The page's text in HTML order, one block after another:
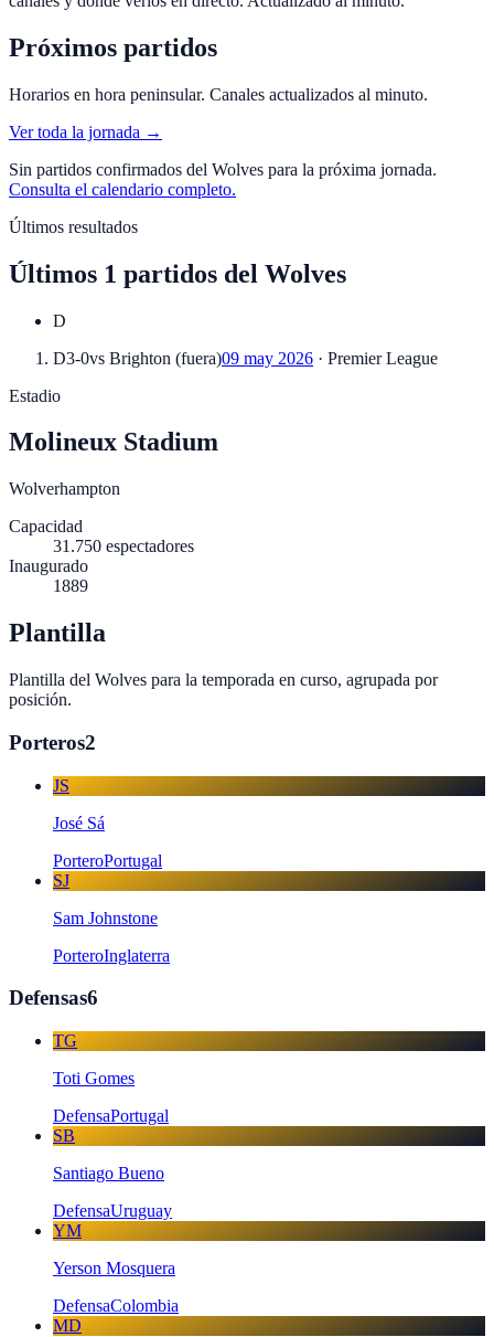
Próximos partidos
Horarios en hora peninsular. Canales actualizados al minuto.
Ver toda la jornada →
Sin partidos confirmados del Wolves para la próxima jornada.
Consulta el calendario completo.
Últimos resultados
Últimos 1 partidos del Wolves
D
D3-0vs Brighton (fuera)09 may 2026 · Premier League
Estadio
Molineux Stadium
Wolverhampton
Capacidad
31.750 espectadores
Inaugurado
1889
Plantilla
Plantilla del Wolves para la temporada en curso, agrupada por
posición.
Porteros2
JS
José Sá
PorteroPortugal
SJ
Sam Johnstone
PorteroInglaterra
Defensas6
TG
Toti Gomes
DefensaPortugal
SB
Santiago Bueno
DefensaUruguay
YM
Yerson Mosquera
DefensaColombia
MD